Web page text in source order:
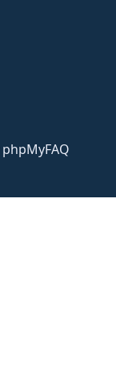
phpMyFAQ